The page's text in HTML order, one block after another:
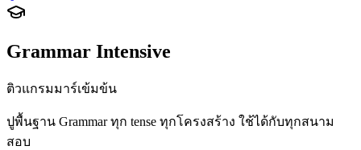
Grammar Intensive
ติวแกรมมาร์เข้มข้น
ปูพื้นฐาน Grammar ทุก tense ทุกโครงสร้าง ใช้ได้กับทุกสนาม
สอบ